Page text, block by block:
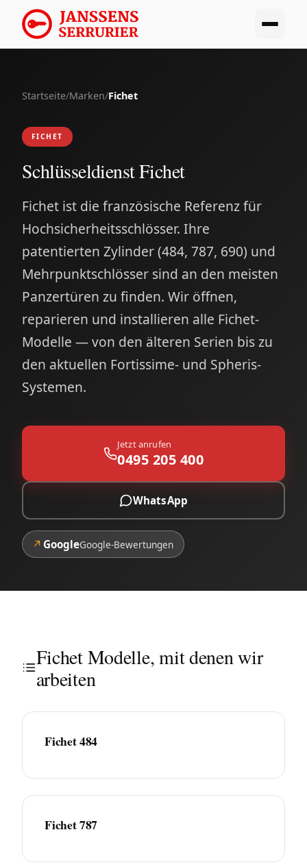
Startseite/Marken/Fichet
FICHET
Schlüsseldienst Fichet
Fichet ist die französische Referenz für
Hochsicherheitsschlösser. Ihre
patentierten Zylinder (484, 787, 690) und
Mehrpunktschlösser sind an den meisten
Panzertüren zu finden. Wir öffnen,
reparieren und installieren alle Fichet-
Modelle — von den älteren Serien bis zu
den aktuellen Fortissime- und Spheris-
Systemen.
Jetzt anrufen
0495 205 400
WhatsApp
↗ GoogleGoogle-Bewertungen
Fichet Modelle, mit denen wir
arbeiten
Fichet 484
Fichet 787